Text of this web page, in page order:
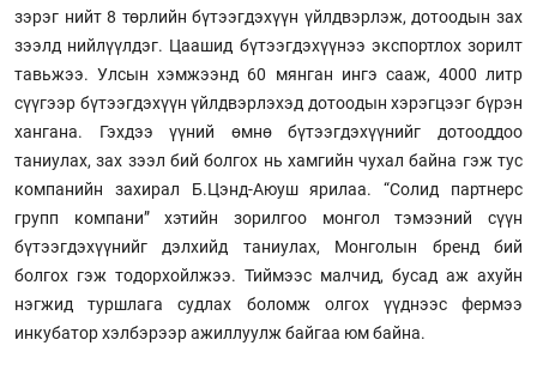
зэрэг нийт 8 төрлийн бүтээгдэхүүн үйлдвэрлэж, дотоодын зах
зээлд нийлүүлдэг. Цаашид бүтээгдэхүүнээ экспортлох зорилт
тавьжээ. Улсын хэмжээнд 60 мянган ингэ сааж, 4000 литр
сүүгээр бүтээгдэхүүн үйлдвэрлэхэд дотоодын хэрэгцээг бүрэн
хангана. Гэхдээ үүний өмнө бүтээгдэхүүнийг дотооддоо
таниулах, зах зээл бий болгох нь хамгийн чухал байна гэж тус
компанийн захирал Б.Цэнд-Аюуш ярилаа. “Солид партнерс
групп компани” хэтийн зорилгоо монгол тэмээний сүүн
бүтээгдэхүүнийг дэлхийд таниулах, Монголын бренд бий
болгох гэж тодорхойлжээ. Тиймээс малчид, бусад аж ахуйн
нэгжид туршлага судлах боломж олгох үүднээс фермээ
инкубатор хэлбэрээр ажиллуулж байгаа юм байна.